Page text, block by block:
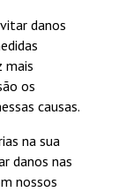
danos
mais
os
causas.
na sua
danos nas
nossos